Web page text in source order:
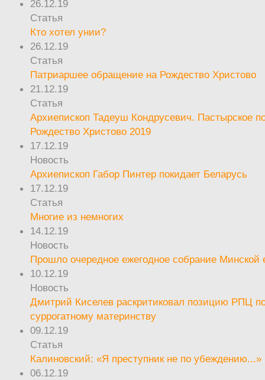
26.12.19
Статья
Кто хотел унии?
26.12.19
Статья
Патриаршее обращение на Рождество Христово
21.12.19
Статья
Архиепископ Тадеуш Кондрусевич. Пастырское
Рождество Христово 2019
17.12.19
Новость
Архиепископ Габор Пинтер покидает Беларусь
17.12.19
Статья
Многие из немногих
14.12.19
Новость
Прошло очередное ежегодное собрание
10.12.19
Новость
Дмитрий Киселев раскритиковал позицию РПЦ
суррогатному материнству
09.12.19
Статья
Калиновский: «Я преступник не по убеждению...»
06.12.19